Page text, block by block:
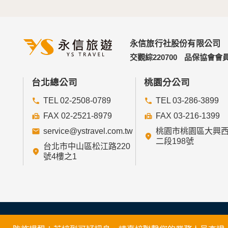
永信旅行社股份有限公司
交觀綜220700
品保協會會
台北總公司
TEL 02-2508-0789
FAX 02-2521-8979
service@ystravel.com.tw
台北市中山區松江路220
號4樓之1
桃園分公司
TEL 03-286-3899
FAX 03-216-1399
桃園市桃園區大興
二段198號